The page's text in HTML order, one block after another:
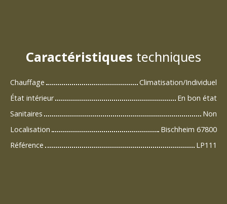
Caractéristiques techniques
Chauffage
Climatisation/Individuel
État intérieur
En bon état
Sanitaires
Non
Localisation
Bischheim 67800
Référence
LP111